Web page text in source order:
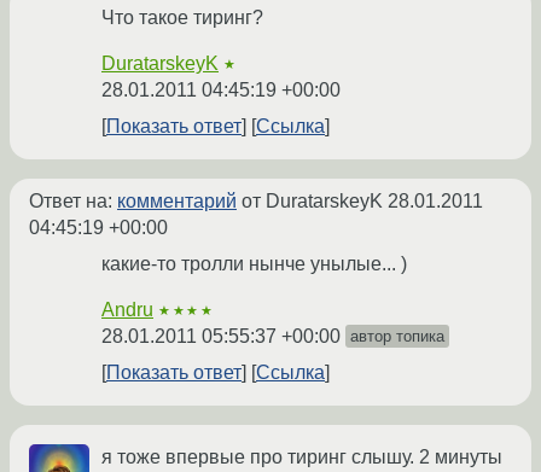
Что такое тиринг?
DuratarskeyK ★
28.01.2011 04:45:19 +00:00
Показать ответ
Ссылка
Ответ на: комментарий от DuratarskeyK 28.01.2011
04:45:19 +00:00
какие-то тролли нынче унылые... )
Andru ★★★★
28.01.2011 05:55:37 +00:00 автор топика
Показать ответ Ссылка
я тоже впервые про тиринг слышу. 2 минуты